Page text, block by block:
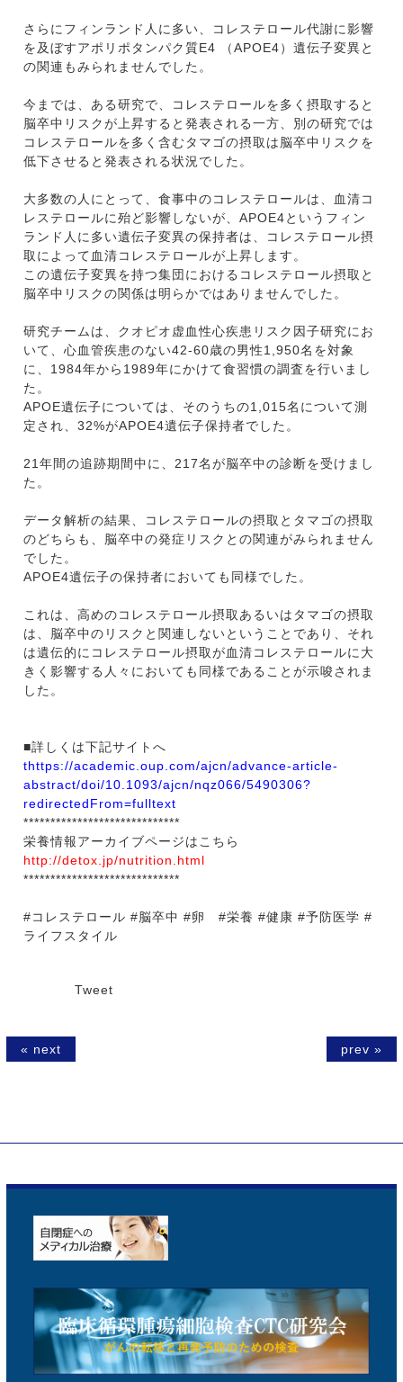
さらにフィンランド人に多い、コレステロール代謝に影響
を及ぼすアポリポタンパク質E4 （APOE4）遺伝子変異と
の関連もみられませんでした。
今までは、ある研究で、コレステロールを多く摂取すると
脳卒中リスクが上昇すると発表される一方、別の研究では
コレステロールを多く含むタマゴの摂取は脳卒中リスクを
低下させると発表される状況でした。
大多数の人にとって、食事中のコレステロールは、血清コ
レステロールに殆ど影響しないが、APOE4というフィン
ランド人に多い遺伝子変異の保持者は、コレステロール摂
取によって血清コレステロールが上昇します。
この遺伝子変異を持つ集団におけるコレステロール摂取と
脳卒中リスクの関係は明らかではありませんでした。
研究チームは、クオピオ虚血性心疾患リスク因子研究にお
いて、心血管疾患のない42-60歳の男性1,950名を対象
に、1984年から1989年にかけて食習慣の調査を行いまし
た。
APOE遺伝子については、そのうちの1,015名について測
定され、32%がAPOE4遺伝子保持者でした。
21年間の追跡期間中に、217名が脳卒中の診断を受けまし
た。
データ解析の結果、コレステロールの摂取とタマゴの摂取
のどちらも、脳卒中の発症リスクとの関連がみられません
でした。
APOE4遺伝子の保持者においても同様でした。
これは、高めのコレステロール摂取あるいはタマゴの摂取
は、脳卒中のリスクと関連しないということであり、それ
は遺伝的にコレステロール摂取が血清コレステロールに大
きく影響する人々においても同様であることが示唆されま
した。
■詳しくは下記サイトへ
thttps://academic.oup.com/ajcn/advance-article-
abstract/doi/10.1093/ajcn/nqz066/5490306?
redirectedFrom=fulltext
*****************************
栄養情報アーカイブページはこちら
http://detox.jp/nutrition.html
*****************************
#コレステロール #脳卒中 #卵 #栄養 #健康 #予防医学 #
ライフスタイル
Tweet
« next prev »